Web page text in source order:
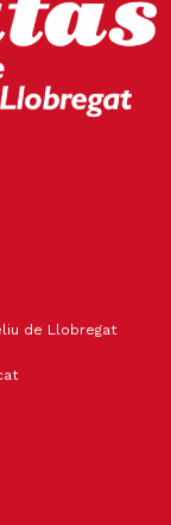
de Llobregat